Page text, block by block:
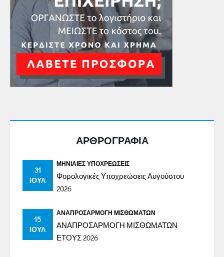
ΑΡΘΡΟΓΡΑΦΙΑ
31
ΙΟΎΛ
ΜΗΝΙΑΊΕΣ ΥΠΟΧΡΕΏΣΕΙΣ
Φορολογικές Υποχρεώσεις Αυγούστου
2026
15
ΙΟΎΛ
ΑΝΑΠΡΟΣΑΡΜΟΓΉ ΜΙΣΘΩΜΆΤΩΝ
ΑΝΑΠΡΟΣΑΡΜΟΓΗ ΜΙΣΘΩΜΑΤΩΝ
ΕΤΟΥΣ 2026